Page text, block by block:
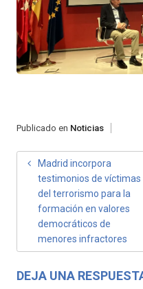
Publicado en Noticias
NAVEGACIÓN
ENTRADAS
Madrid incorpora
testimonios de víctimas
del terrorismo para la
formación en valores
democráticos de
menores infractores
DEJA UNA